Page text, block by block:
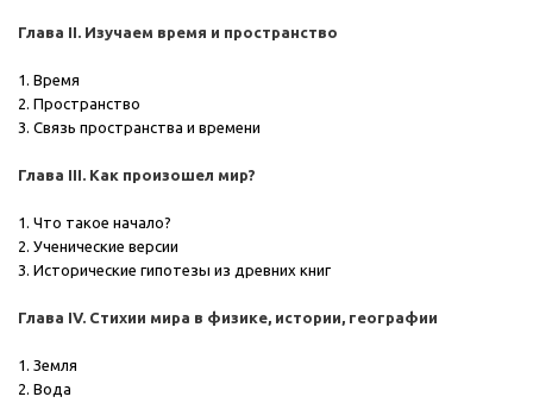
Глава II. Изучаем время и пространство
1. Время
2. Пространство
3. Связь пространства и времени
Глава III. Как произошел мир?
1. Что такое начало?
2. Ученические версии
3. Исторические гипотезы из древних книг
Глава IV. Стихии мира в физике, истории, географии
1. Земля
2. Вода